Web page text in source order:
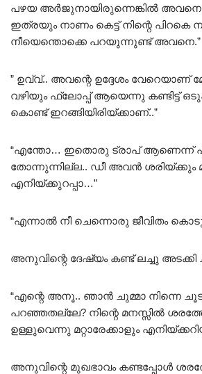
പഴയ അർജുനായിരുന്നെങ്കിൽ
ഇത്രയും നാണം കെട്ട് നിന്റെ പിറകെ
നീയെന്തൊക്കെ പറയുന്നുണ്ട് അവനെ.”
” ഉവ്വ്.. അവന്റെ ഉദ്ദേശം വേറെയാണ്
വഴിയും ഫ്ലോപ്പ് ആയെന്നു കണ്ടിട്ട്
കൊണ്ട് ഇറങ്ങിയിരിയ്ക്കാണ്..”
“എന്തോ… ഇതൊരു ട്രാപ് ആണെന്ന്
തോന്നുന്നില്ല.. ഡീ അവൻ ശരിയ്ക്കും
എനിയ്ക്കുറപ്പാ…”
“എന്നാൽ നീ ചെന്നൊരു ജീവിതം
അനുവിന്റെ ദേഷ്യം കണ്ട് ലച്ചു അടക്കി
“എന്റെ അനൂ.. ഞാൻ ചുമ്മാ നിന്നെ
പറഞ്ഞതല്ലേ? നിന്റെ മനസ്സിൽ
ഉള്ളുവെന്നു മറ്റാരേക്കാളും
അനുവിന്റെ മുഖഭാവം കണ്ടപ്പോൾ